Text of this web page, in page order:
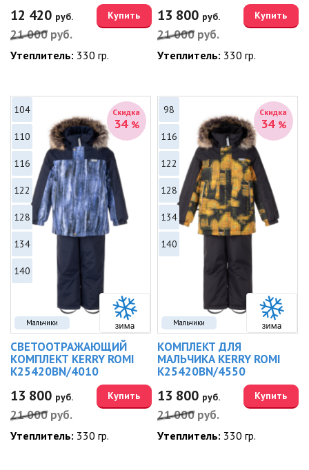
12 420 руб.
21 000 руб.
Купить
Утеплитель: 330 гр.
13 800 руб.
21 000 руб.
Купить
Утеплитель: 330 гр.
Мальчики
Скидка
34 %
104
110
116
122
128
134
140
СВЕТООТРАЖАЮЩИЙ
КОМПЛЕКТ KERRY ROMI
K25420BN/4010
13 800 руб.
21 000 руб.
Купить
Утеплитель: 330 гр.
Мальчики
Скидка
34 %
98
116
122
128
134
140
КОМПЛЕКТ ДЛЯ
МАЛЬЧИКА KERRY ROMI
K25420BN/4550
13 800 руб.
21 000 руб.
Купить
Утеплитель: 330 гр.